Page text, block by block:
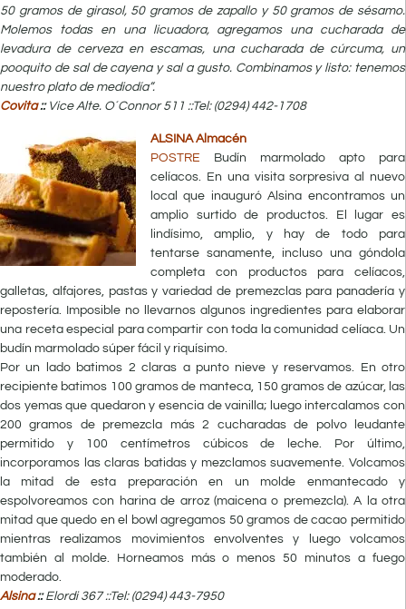
50 gramos de girasol, 50 gramos de zapallo y 50 gramos de sésamo.
Molemos todas en una licuadora, agregamos una cucharada de
levadura de cerveza en escamas, una cucharada de cúrcuma, un
pooquito de sal de cayena y sal a gusto. Combinamos y listo: tenemos
nuestro plato de mediodía”.
Covita:: Vice Alte. O´Connor 511 ::Tel: (0294) 442-1708
ALSINA Almacén
POSTRE Budín marmolado apto para
celíacos. En una visita sorpresiva al nuevo
local que inauguró Alsina encontramos un
amplio surtido de productos. El lugar es
lindísimo, amplio, y hay de todo para
tentarse sanamente, incluso una góndola
completa con productos para celíacos,
galletas, alfajores, pastas y variedad de premezclas para panadería y
repostería. Imposible no llevarnos algunos ingredientes para elaborar
una receta especial para compartir con toda la comunidad celíaca. Un
budín marmolado súper fácil y riquísimo.
Por un lado batimos 2 claras a punto nieve y reservamos. En otro
recipiente batimos 100 gramos de manteca, 150 gramos de azúcar, las
dos yemas que quedaron y esencia de vainilla; luego intercalamos con
200 gramos de premezcla más 2 cucharadas de polvo leudante
permitido y 100 centímetros cúbicos de leche. Por último,
incorporamos las claras batidas y mezclamos suavemente. Volcamos
la mitad de esta preparación en un molde enmantecado y
espolvoreamos con harina de arroz (maicena o premezcla). A la otra
mitad que quedo en el bowl agregamos 50 gramos de cacao permitido
mientras realizamos movimientos envolventes y luego volcamos
también al molde. Horneamos más o menos 50 minutos a fuego
moderado.
Alsina::Elordi 367 ::Tel: (0294) 443-7950